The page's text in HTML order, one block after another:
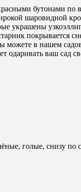
бутонами
шаровидной
украшены
можете в нашем
одаривать ваш сад
голые, снизу